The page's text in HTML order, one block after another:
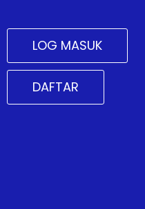
LOG MASUK
DAFTAR